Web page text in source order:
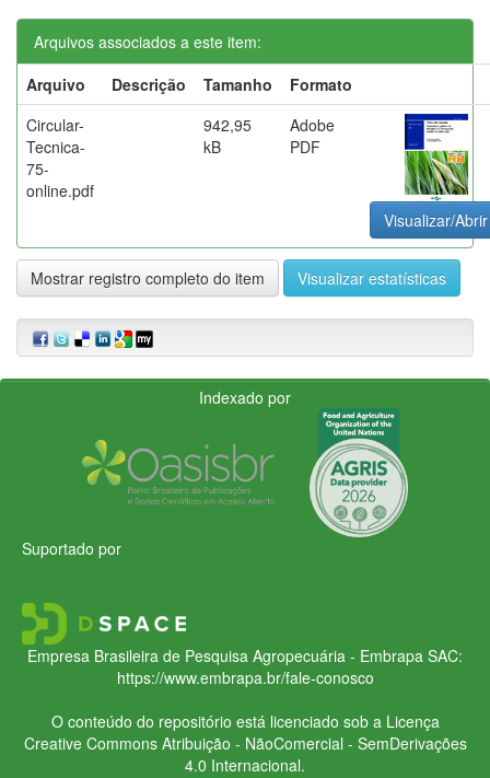
Arquivos associados a este item:
Arquivo
Descrição Tamanho
Formato
Circular-
Tecnica-
75-
online.pdf
942,95
kB
Adobe
PDF
Visualizar/Abrir
Mostrar registro completo do item Visualizar estatísticas
Indexado por
Suportado por
Empresa Brasileira de Pesquisa Agropecuária - Embrapa SAC:
https://www.embrapa.br/fale-conosco
O conteúdo do repositório está licenciado sob a Licença
Creative CommonsAtribuição - NãoComercial - SemDerivações
4.0 Internacional.